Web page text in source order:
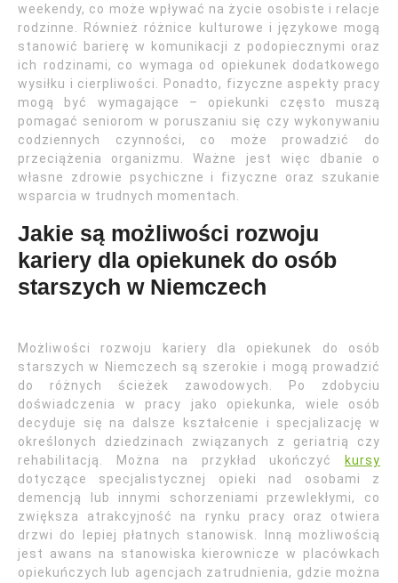
weekendy, co może wpływać na życie osobiste i relacje
rodzinne. Również różnice kulturowe i językowe mogą
stanowić barierę w komunikacji z podopiecznymi oraz
ich rodzinami, co wymaga od opiekunek dodatkowego
wysiłku i cierpliwości. Ponadto, fizyczne aspekty pracy
mogą być wymagające – opiekunki często muszą
pomagać seniorom w poruszaniu się czy wykonywaniu
codziennych czynności, co może prowadzić do
przeciążenia organizmu. Ważne jest więc dbanie o
własne zdrowie psychiczne i fizyczne oraz szukanie
wsparcia w trudnych momentach.
Jakie są możliwości rozwoju
kariery dla opiekunek do osób
starszych w Niemczech
Możliwości rozwoju kariery dla opiekunek do osób
starszych w Niemczech są szerokie i mogą prowadzić
do różnych ścieżek zawodowych. Po zdobyciu
doświadczenia w pracy jako opiekunka, wiele osób
decyduje się na dalsze kształcenie i specjalizację w
określonych dziedzinach związanych z geriatrią czy
rehabilitacją. Można na przykład ukończyć
kursy
dotyczące specjalistycznej opieki nad osobami z
demencją lub innymi schorzeniami przewlekłymi, co
zwiększa atrakcyjność na rynku pracy oraz otwiera
drzwi do lepiej płatnych stanowisk. Inną możliwością
jest awans na stanowiska kierownicze w placówkach
opiekuńczych lub agencjach zatrudnienia, gdzie można